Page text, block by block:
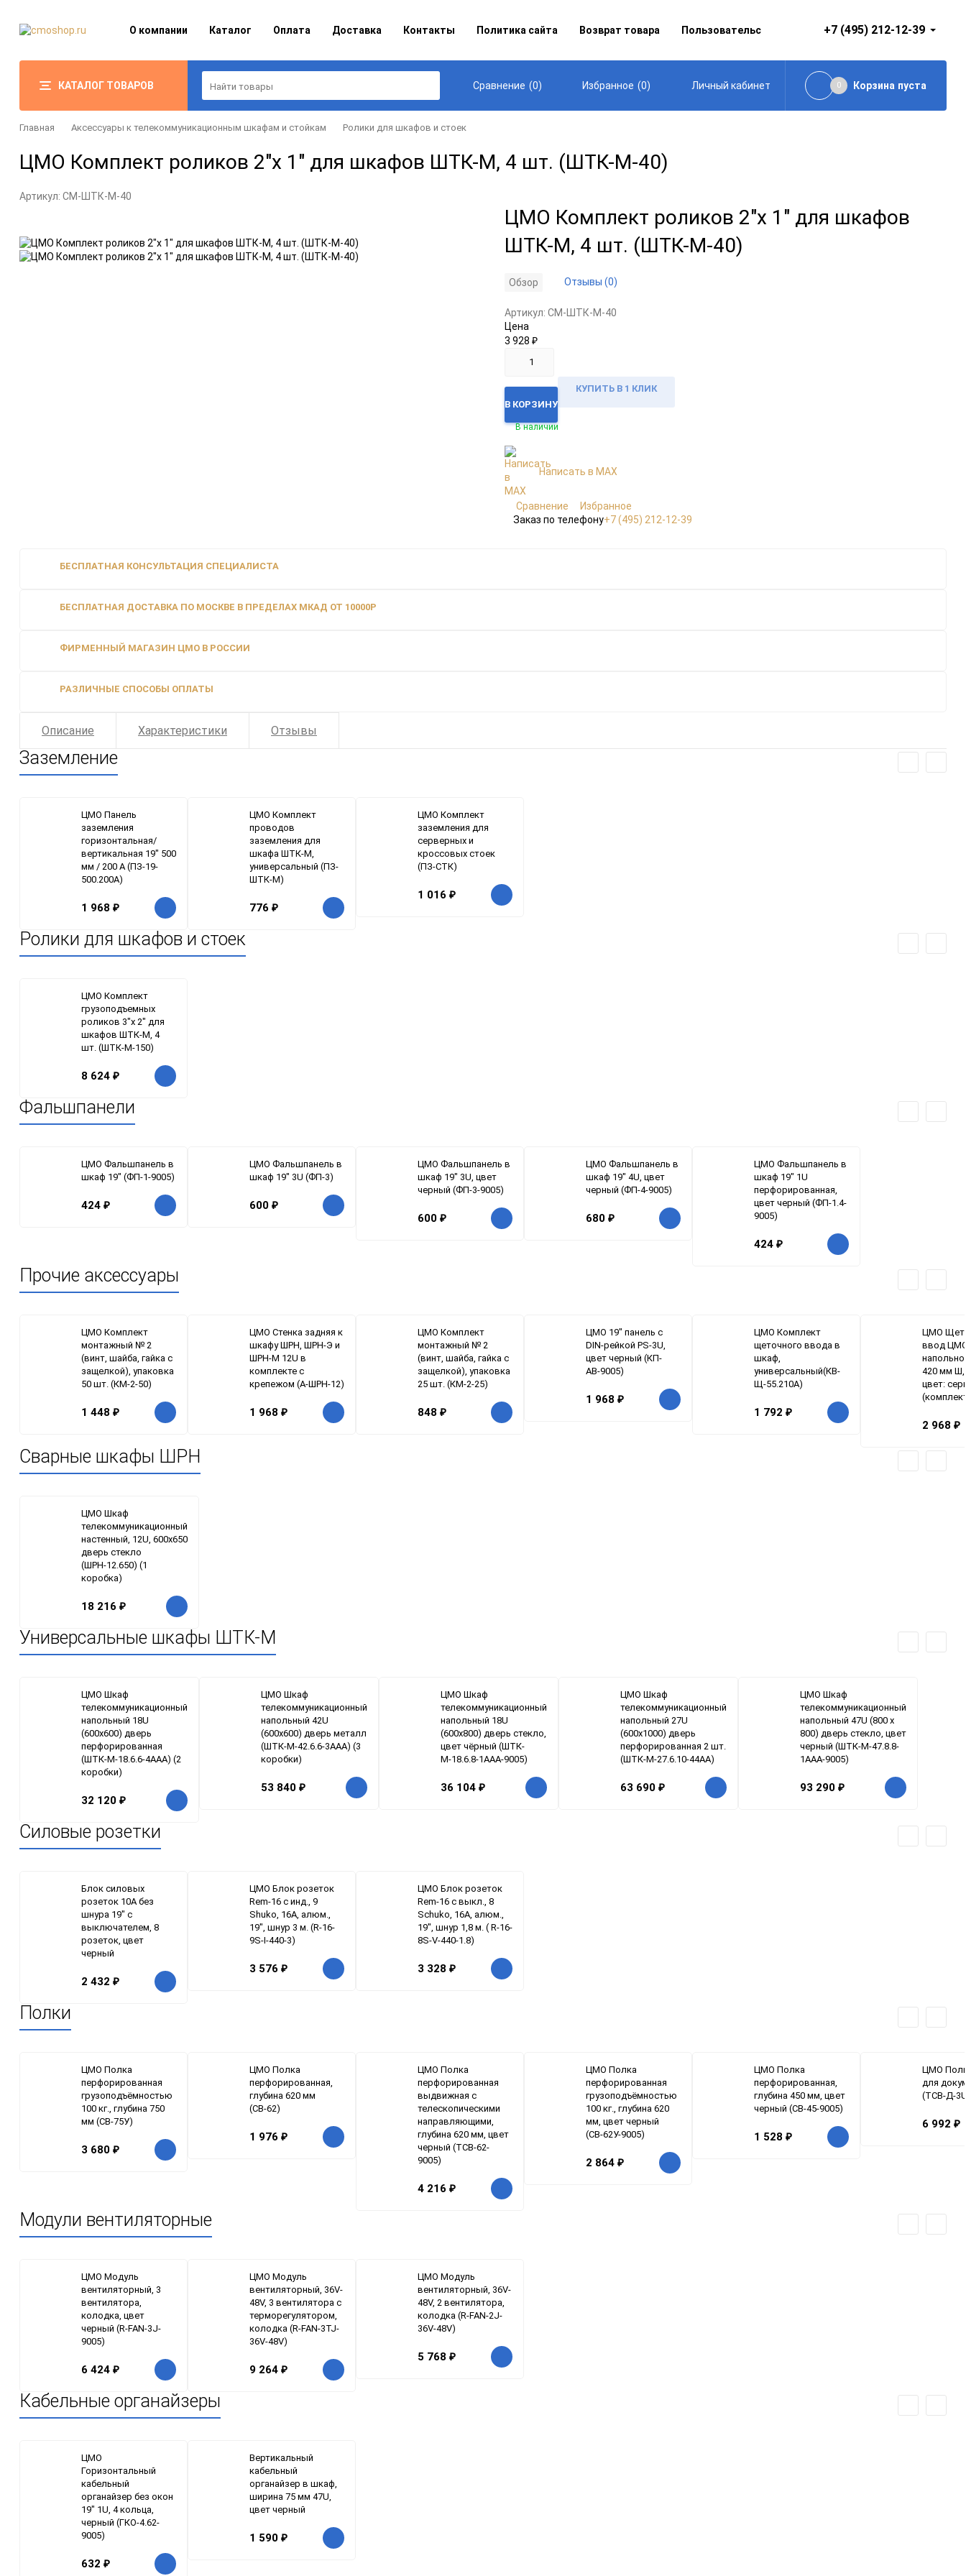
О компании Каталог Оплата Доставка Контакты Политика сайта Возврат товара Пользовательское соглашение+7 (495) 212-12-39
КАТАЛОГ ТОВАРОВ Сравнение (0) Избранное (0) Личный кабинет 0 Корзина пуста
Главная Аксессуары к телекоммуникационным шкафам и стойкам Ролики для шкафов и стоек
ЦМО Комплект роликов 2"x 1" для шкафов ШТК-М, 4 шт. (ШТК-М-40)
Артикул: CM-ШТК-М-40
ЦМО Комплект роликов 2"x 1" для шкафов
ШТК-М, 4 шт. (ШТК-М-40)
Обзор Отзывы (0)
Артикул: CM-ШТК-М-40
Цена
3 928 ₽
В КОРЗИНУ
КУПИТЬ В 1 КЛИК
В наличии
Написать в MAX
Сравнение
Избранное
Заказ по телефону+7 (495) 212-12-39
БЕСПЛАТНАЯ КОНСУЛЬТАЦИЯ СПЕЦИАЛИСТА
БЕСПЛАТНАЯ ДОСТАВКА ПО МОСКВЕ В ПРЕДЕЛАХ МКАД ОТ 10000Р
ФИРМЕННЫЙ МАГАЗИН ЦМО В РОССИИ
РАЗЛИЧНЫЕ СПОСОБЫ ОПЛАТЫ
Описание Характеристики Отзывы
Заземление
ЦМО Панель
заземления
горизонтальная/
вертикальная 19" 500
мм / 200 А (ПЗ-19-
500.200А)
1 968 ₽
ЦМО Комплект
проводов
заземления для
шкафа ШТК-М,
универсальный (ПЗ-
ШТК-М)
776 ₽
ЦМО Комплект
заземления для
серверных и
кроссовых стоек
(ПЗ-СТК)
1 016 ₽
Ролики для шкафов и стоек
ЦМО Комплект
грузоподъемных
роликов 3"x 2" для
шкафов ШТК-М, 4
шт. (ШТК-М-150)
8 624 ₽
Фальшпанели
ЦМО Фальшпанель в
шкаф 19" (ФП-1-9005)
424 ₽
ЦМО Фальшпанель в
шкаф 19" 3U (ФП-3)
600 ₽
ЦМО Фальшпанель в
шкаф 19" 3U, цвет
черный (ФП-3-9005)
600 ₽
ЦМО Фальшпанель в
шкаф 19" 4U, цвет
черный (ФП-4-9005)
680 ₽
ЦМО Фальшпанель в
шкаф 19" 1U
перфорированная,
цвет черный (ФП-1.4-
9005)
424 ₽
Прочие аксессуары
ЦМО Комплект
монтажный № 2
(винт, шайба, гайка с
защелкой), упаковка
50 шт. (КМ-2-50)
1 448 ₽
ЦМО Стенка задняя к
шкафу ШРН, ШРН-Э и
ШРН-М 12U в
комплекте с
крепежом (А-ШРН-12)
1 968 ₽
ЦМО Комплект
монтажный № 2
(винт, шайба, гайка с
защелкой), упаковка
25 шт. (КМ-2-25)
848 ₽
ЦМО 19" панель с
DIN-рейкой PS-3U,
цвет черный (КП-
АВ-9005)
1 968 ₽
ЦМО Комплект
щеточного ввода в
шкаф,
универсальный(КВ-
Щ-55.210А)
1 792 ₽
ЦМО
ввод
420 мм
цвет:
2 968 ₽
Сварные шкафы ШРН
ЦМО Шкаф
телекоммуникационный
настенный, 12U, 600x650
дверь стекло
(ШРН-12.650) (1
коробка)
18 216 ₽
Универсальные шкафы ШТК-М
ЦМО Шкаф
телекоммуникационный
напольный 18U
(600x600) дверь
перфорированная
(ШТК-М-18.6.6-4ААА) (2
коробки)
32 120 ₽
ЦМО Шкаф
телекоммуникационный
напольный 42U
(600x600) дверь металл
(ШТК-М-42.6.6-3ААА) (3
коробки)
53 840 ₽
ЦМО Шкаф
телекоммуникационный
напольный 18U
(600x800) дверь стекло,
цвет чёрный (ШТК-
М-18.6.8-1ААА-9005)
36 104 ₽
ЦМО Шкаф
телекоммуникационный
напольный 27U
(600x1000) дверь
перфорированная 2 шт.
(ШТК-М-27.6.10-44АА)
63 690 ₽
ЦМО Шкаф
телекоммуникационный
напольный 47U (800 х
800) дверь стекло, цвет
черный (ШТК-М-47.8.8-
1ААА-9005)
93 290 ₽
Силовые розетки
Блок силовых
розеток 10А без
шнура 19" с
выключателем, 8
розеток, цвет
черный
2 432 ₽
ЦМО Блок розеток
Rem-16 с инд., 9
Shuko, 16A, алюм.,
19", шнур 3 м. (R-16-
9S-I-440-3)
3 576 ₽
ЦМО Блок розеток
Rem-16 с выкл., 8
Schuko, 16A, алюм.,
19", шнур 1,8 м. ( R-16-
8S-V-440-1.8)
3 328 ₽
Полки
ЦМО Полка
перфорированная
грузоподъёмностью
100 кг., глубина 750
мм (СВ-75У)
3 680 ₽
ЦМО Полка
перфорированная,
глубина 620 мм
(СВ-62)
1 976 ₽
ЦМО Полка
перфорированная
выдвижная с
телескопическими
направляющими,
глубина 620 мм, цвет
черный (ТСВ-62-
9005)
4 216 ₽
ЦМО Полка
перфорированная
грузоподъёмностью
100 кг., глубина 620
мм, цвет черный
(СВ-62У-9005)
2 864 ₽
ЦМО Полка
перфорированная,
глубина 450 мм, цвет
черный (СВ-45-9005)
1 528 ₽
ЦМО
для
(ТСВ-Д-
6 992 ₽
Модули вентиляторные
ЦМО Модуль
вентиляторный, 3
вентилятора,
колодка, цвет
черный (R-FAN-3J-
9005)
6 424 ₽
ЦМО Модуль
вентиляторный, 36V-
48V, 3 вентилятора с
терморегулятором,
колодка (R-FAN-3TJ-
36V-48V)
9 264 ₽
ЦМО Модуль
вентиляторный, 36V-
48V, 2 вентилятора,
колодка (R-FAN-2J-
36V-48V)
5 768 ₽
Кабельные органайзеры
ЦМО
Горизонтальный
кабельный
органайзер без окон
19" 1U, 4 кольца,
черный (ГКО-4.62-
9005)
632 ₽
Вертикальный
кабельный
органайзер в шкаф,
ширина 75 мм 47U,
цвет черный
1 590 ₽